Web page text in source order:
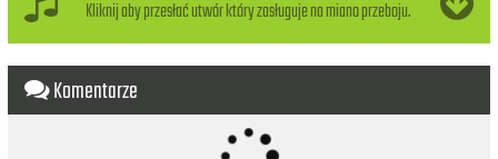
Kliknij aby przesłać utwór który zasługuje na miano przeboju.
Komentarze